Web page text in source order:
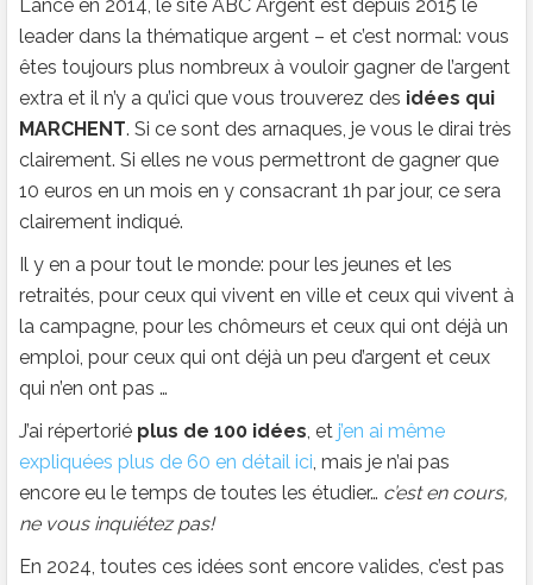
Lancé en 2014, le site ABC Argent est depuis 2015 le
leader dans la thématique argent – et c’est normal: vous
êtes toujours plus nombreux à vouloir gagner de l’argent
extra et il n’y a qu’ici que vous trouverez des idées qui
MARCHENT. Si ce sont des arnaques, je vous le dirai très
clairement. Si elles ne vous permettront de gagner que
10 euros en un mois en y consacrant 1h par jour, ce sera
clairement indiqué.
Il y en a pour tout le monde: pour les jeunes et les
retraités, pour ceux qui vivent en ville et ceux qui vivent à
la campagne, pour les chômeurs et ceux qui ont déjà un
emploi, pour ceux qui ont déjà un peu d’argent et ceux
qui n’en ont pas …
J’ai répertorié plus de 100 idées, et j’en ai même
expliquées plus de 60 en détail ici, mais je n’ai pas
encore eu le temps de toutes les étudier… c’est en cours,
ne vous inquiétez pas!
En 2024, toutes ces idées sont encore valides, c’est pas